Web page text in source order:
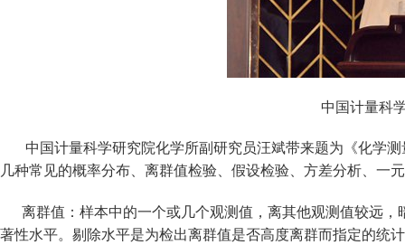
中国计量科
中国计量科学研究院化学所副研究员汪斌带来题为《化学
几种常见的概率分布、离群值检验、假设检验、方差分析、一
离群值：样本中的一个或几个观测值，离其他观测值较远，
著性水平。剔除水平是为检出离群值是否高度离群而指定的统